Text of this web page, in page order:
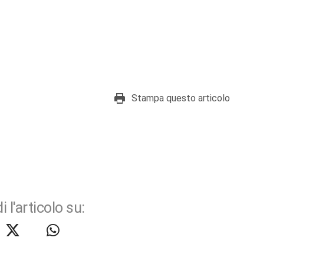
Stampa questo articolo
l'articolo su: